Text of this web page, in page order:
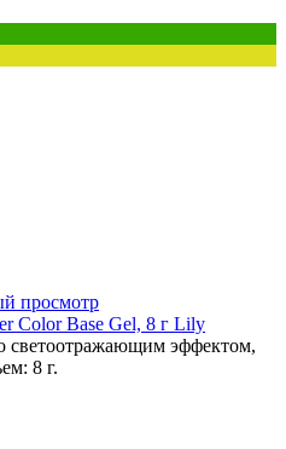
просмотр
Color Base Gel, 8 г Lily
светоотражающим эффектом,
8 г.